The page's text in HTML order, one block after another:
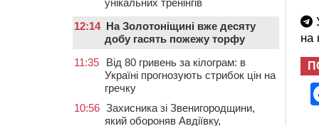
на
унікальних тренінгів
12:14 На Золотоніщині вже десяту
добу гасять пожежу торфу
11:35
Від 80 гривень за кілограм: в
Україні прогнозують стрибок цін на
гречку
10:56 Захисника зі Звенигородщини,
який обороняв Авдіївку,